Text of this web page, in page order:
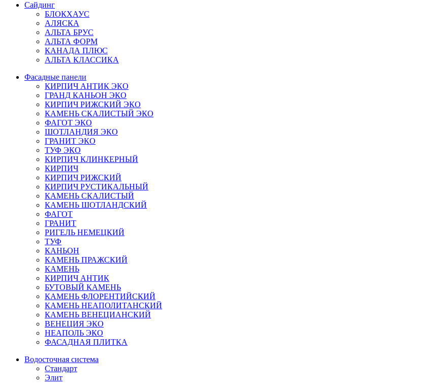
Сайдинг
БЛОКХАУС
АЛЯСКА
АЛЬТА БРУС
АЛЬТА ФОРМ
КАНАДА ПЛЮС
АЛЬТА КЛАССИКА
Фасадные панели
КИРПИЧ АНТИК ЭКО
ГРАНД КАНЬОН ЭКО
КИРПИЧ РИЖСКИЙ ЭКО
КАМЕНЬ СКАЛИСТЫЙ ЭКО
ФАГОТ ЭКО
ШОТЛАНДИЯ ЭКО
ГРАНИТ ЭКО
ТУФ ЭКО
КИРПИЧ КЛИНКЕРНЫЙ
КИРПИЧ
КИРПИЧ РИЖСКИЙ
КИРПИЧ РУСТИКАЛЬНЫЙ
КАМЕНЬ СКАЛИСТЫЙ
КАМЕНЬ ШОТЛАНДСКИЙ
ФАГОТ
ГРАНИТ
РИГЕЛЬ НЕМЕЦКИЙ
ТУФ
КАНЬОН
КАМЕНЬ ПРАЖСКИЙ
КАМЕНЬ
КИРПИЧ АНТИК
БУТОВЫЙ КАМЕНЬ
КАМЕНЬ ФЛОРЕНТИЙСКИЙ
КАМЕНЬ НЕАПОЛИТАНСКИЙ
КАМЕНЬ ВЕНЕЦИАНСКИЙ
ВЕНЕЦИЯ ЭКО
НЕАПОЛЬ ЭКО
ФАСАДНАЯ ПЛИТКА
Водосточная система
Стандарт
Элит